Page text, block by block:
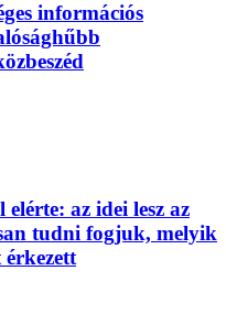
információs
az idei lesz az
tudni fogjuk, melyik
érkezett